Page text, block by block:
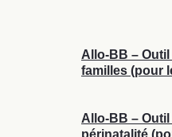
Allo-BB –
familles (pour
Allo-BB –
périnatalité